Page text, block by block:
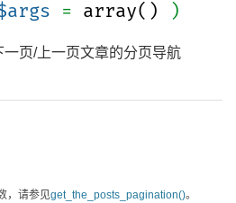
= array() )
页/上一页文章的分页导航
，请参见get_the_posts_pagination()。